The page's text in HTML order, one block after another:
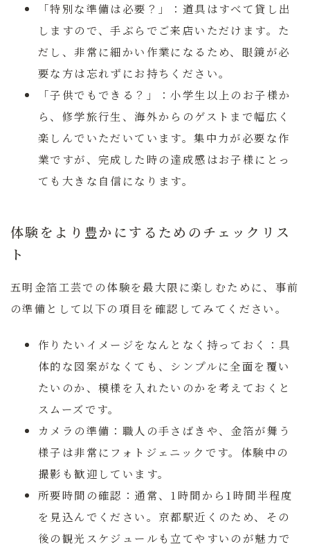
「特別な準備は必要？」： 道具はすべて貸し出
しますので、手ぶらでご来店いただけます。た
だし、非常に細かい作業になるため、眼鏡が必
要な方は忘れずにお持ちください。
「子供でもできる？」：小学生以上のお子様か
ら、修学旅行生、海外からのゲストまで幅広く
楽しんでいただいています。集中力が必要な作
業ですが、完成した時の達成感はお子様にとっ
ても大きな自信になります。
体験をより豊かにするためのチェックリス
ト
五明金箔工芸での体験を最大限に楽しむために、事前
の準備として以下の項目を確認してみてください。
作りたいイメージをなんとなく持っておく： 具
体的な図案がなくても、シンプルに全面を覆い
たいのか、模様を入れたいのかを考えておくと
スムーズです。
カメラの準備： 職人の手さばきや、金箔が舞う
様子は非常にフォトジェニックです。体験中の
撮影も歓迎しています。
所要時間の確認： 通常、1時間から1時間半程度
を見込んでください。京都駅近くのため、その
後の観光スケジュールも立てやすいのが魅力で